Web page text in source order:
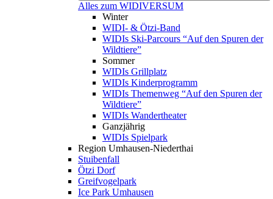
Alles zum WIDIVERSUM
Winter
WIDI- & Ötzi-Band
WIDIs Ski-Parcours “Auf den Spuren der
Wildtiere”
Sommer
WIDIs Grillplatz
WIDIs Kinderprogramm
WIDIs Themenweg “Auf den Spuren der
Wildtiere”
WIDIs Wandertheater
Ganzjährig
WIDIs Spielpark
Region Umhausen-Niederthai
Stuibenfall
Ötzi Dorf
Greifvogelpark
Ice Park Umhausen